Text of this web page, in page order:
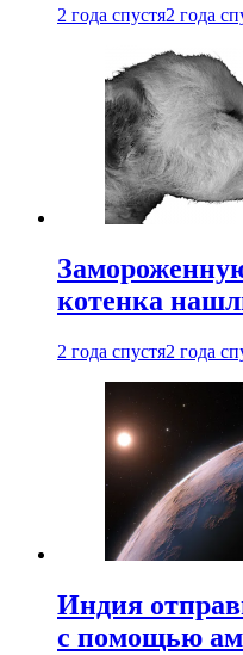
2 года спустя2 года
котенка
2 года спустя2 года
Индия
с помощью